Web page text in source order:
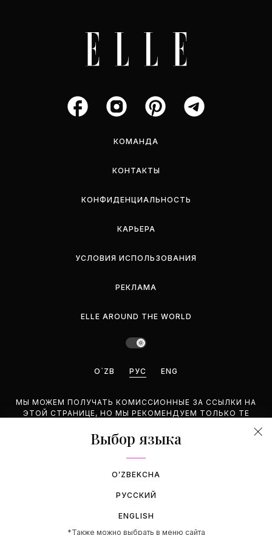
КОМАНДА
КОНТАКТЫ
КОНФИДЕНЦИАЛЬНОСТЬ
КАРЬЕРА
УСЛОВИЯ ИСПОЛЬЗОВАНИЯ
РЕКЛАМА
ELLE AROUND THE WORLD
O`ZB РУС ENG
МЫ МОЖЕМ ПОЛУЧАТЬ КОМИССИОННЫЕ ЗА ССЫЛКИ НА
ЭТОЙ СТРАНИЦЕ, НО МЫ РЕКОМЕНДУЕМ ТОЛЬКО ТЕ
©2026 GEMINA PUBLISHING LLC. BCE ПРАВА ЗАЩИЩЕНЫ.
Выбор языка
OʻZBEKCHA
РУССКИЙ
ENGLISH
*Также можно выбрать в меню сайта